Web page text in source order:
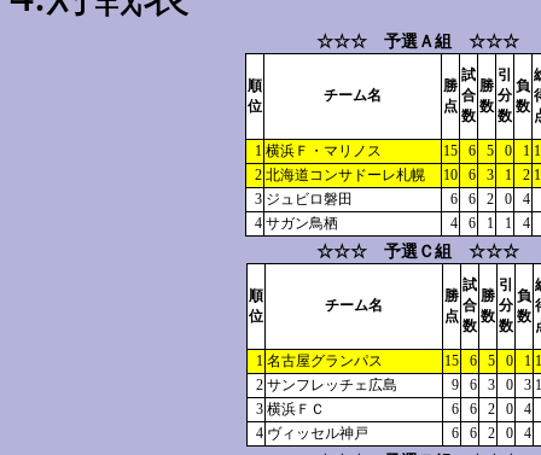
☆☆☆ 予選Ａ組 ☆☆☆
順
位
チーム名
勝
点
試
合
数
勝
数
引
分
数
負
数
1 横浜Ｆ・マリノス 15 6 5 0 1
2 北海道コンサドーレ札幌 10 6 3 1 2
3 ジュビロ磐田 6 6 2 0 4
4 サガン鳥栖 4 6 1 1 4
☆☆☆ 予選Ｃ組 ☆☆☆
順
位
チーム名
勝
点
試
合
数
勝
数
引
分
数
負
数
1 名古屋グランパス 15 6 5 0 1
2 サンフレッチェ広島 9 6 3 0 3
3 横浜ＦＣ 6 6 2 0
4
4 ヴィッセル神戸 6 6 2 0 4